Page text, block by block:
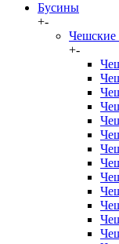
Бусины
+-
Чешские
+-